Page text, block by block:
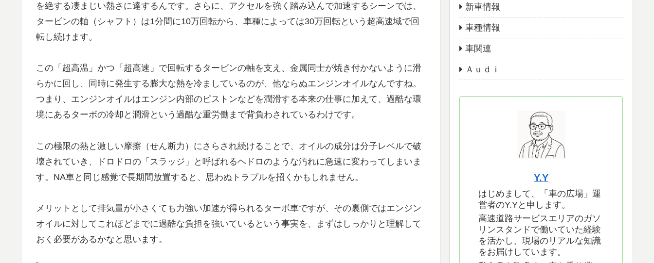
を絶する凄まじい熱さに達するんです。さらに、アクセルを強く踏み込んで加速するシーンでは、
タービンの軸（シャフト）は1分間に10万回転から、車種によっては30万回転という超高速域で回
転し続けます。
この「超高温」かつ「超高速」で回転するタービンの軸を支え、金属同士が焼き付かないように滑
らかに回し、同時に発生する膨大な熱を冷ましているのが、他ならぬエンジンオイルなんですね。
つまり、エンジンオイルはエンジン内部のピストンなどを潤滑する本来の仕事に加えて、過酷な環
境にあるターボの冷却と潤滑という過酷な重労働まで背負わされているわけです。
この極限の熱と激しい摩擦（せん断力）にさらされ続けることで、オイルの成分は分子レベルで破
壊されていき、ドロドロの「スラッジ」と呼ばれるヘドロのような汚れに急速に変わってしまいま
す。NA車と同じ感覚で長期間放置すると、思わぬトラブルを招くかもしれません。
メリットとして排気量が小さくても力強い加速が得られるターボ車ですが、その裏側ではエンジン
オイルに対してこれほどまでに過酷な負担を強いているという事実を、まずはしっかりと理解して
おく必要があるかなと思います。
新車情報
車種情報
車関連
Ａｕｄｉ
Y.Y
はじめまして、「車の広場」運
営者のY.Yと申します。
高速道路サービスエリアのガソ
リンスタンドで働いていた経験
を活かし、現場のリアルな知識
をお届けしています。